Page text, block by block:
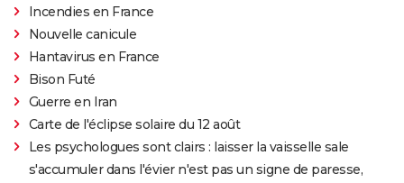
Incendies en France
Nouvelle canicule
Hantavirus en France
Bison Futé
Guerre en Iran
Carte de l'éclipse solaire du 12 août
Les psychologues sont clairs : laisser la vaisselle sale
s'accumuler dans l'évier n'est pas un signe de paresse,